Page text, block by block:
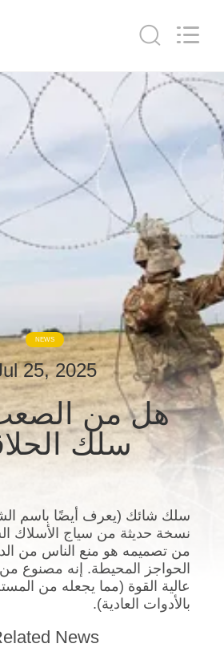
المنزل
منتجات
معلومات
عنا
جولة
في
المصنع
ضبط
الجودة
اتصل
أخبار
اطلب
عرض
Reserved.
NEWS
25, 2025
هل من
سلك
سلك شائك (يعرف أيضًا باسم
نسخة حديثة من سياج الأسلاك
من تصميمه هو منع الناس من
الحواجز المحيطة. إنه مصنوع
عالية القوة (مما يجعله من
بالأدوات العادية).
News